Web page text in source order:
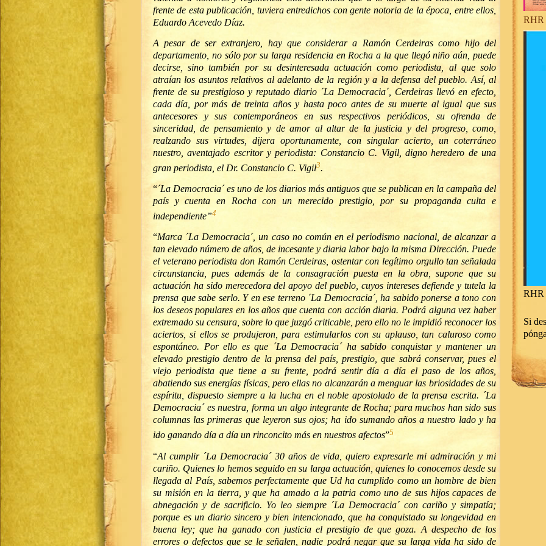
frente de esta publicación, tuviera entredichos con gente notoria de la época, entre ellos,
Eduardo Acevedo Díaz.
A pesar de ser extranjero, hay que considerar a Ramón Cerdeiras como hijo del
departamento, no sólo por su larga residencia en Rocha a la que llegó niño aún, puede
decirse, sino también por su desinteresada actuación como periodista, al que solo
atraían los asuntos relativos al adelanto de la región y a la defensa del pueblo. Así, al
frente de su prestigioso y reputado diario ´La Democracia´, Cerdeiras llevó en efecto,
cada día, por más de treinta años y hasta poco antes de su muerte al igual que sus
antecesores y sus contemporáneos en sus respectivos periódicos, su ofrenda de
sinceridad, de pensamiento y de amor al altar de la justicia y del progreso, como,
realzando sus virtudes, dijera oportunamente, con singular acierto, un coterráneo
nuestro, aventajado escritor y periodista: Constancio C. Vigil, digno heredero de una
gran periodista, el Dr. Constancio C. Vigil3.
“´La Democracia´ es uno de los diarios más antiguos que se publican en la campaña del
país y cuenta en Rocha con un merecido prestigio, por su propaganda culta e
independiente”4
“Marca ´La Democracia´, un caso no común en el periodismo nacional, de alcanzar a
tan elevado número de años, de incesante y diaria labor bajo la misma Dirección. Puede
el veterano periodista don Ramón Cerdeiras, ostentar con legítimo orgullo tan señalada
circunstancia, pues además de la consagración puesta en la obra, supone que su
actuación ha sido merecedora del apoyo del pueblo, cuyos intereses defiende y tutela la
prensa que sabe serlo. Y en ese terreno ´La Democracia´, ha sabido ponerse a tono con
los deseos populares en los años que cuenta con acción diaria. Podrá alguna vez haber
extremado su censura, sobre lo que juzgó criticable, pero ello no le impidió reconocer los
aciertos, si ellos se produjeron, para estimularlos con su aplauso, tan caluroso como
espontáneo. Por ello es que ´La Democracia´ ha sabido conquistar y mantener un
elevado prestigio dentro de la prensa del país, prestigio, que sabrá conservar, pues el
viejo periodista que tiene a su frente, podrá sentir día a día el paso de los años,
abatiendo sus energías físicas, pero ellas no alcanzarán a menguar las briosidades de su
espíritu, dispuesto siempre a la lucha en el noble apostolado de la prensa escrita. ´La
Democracia´ es nuestra, forma un algo integrante de Rocha; para muchos han sido sus
columnas las primeras que leyeron sus ojos; ha ido sumando años a nuestro lado y ha
ido ganando día a día un rinconcito más en nuestros afectos”5
“Al cumplir ´La Democracia´ 30 años de vida, quiero expresarle mi admiración y mi
cariño. Quienes lo hemos seguido en su larga actuación, quienes lo conocemos desde su
llegada al País, sabemos perfectamente que Ud ha cumplido como un hombre de bien
su misión en la tierra, y que ha amado a la patria como uno de sus hijos capaces de
abnegación y de sacrificio. Yo leo siempre ´La Democracia´ con cariño y simpatía;
porque es un diario sincero y bien intencionado, que ha conquistado su longevidad en
buena ley; que ha ganado con justicia el prestigio de que goza. A despecho de los
errores o defectos que se le señalen, nadie podrá negar que su larga vida ha sido de
RHR
RHR
Si